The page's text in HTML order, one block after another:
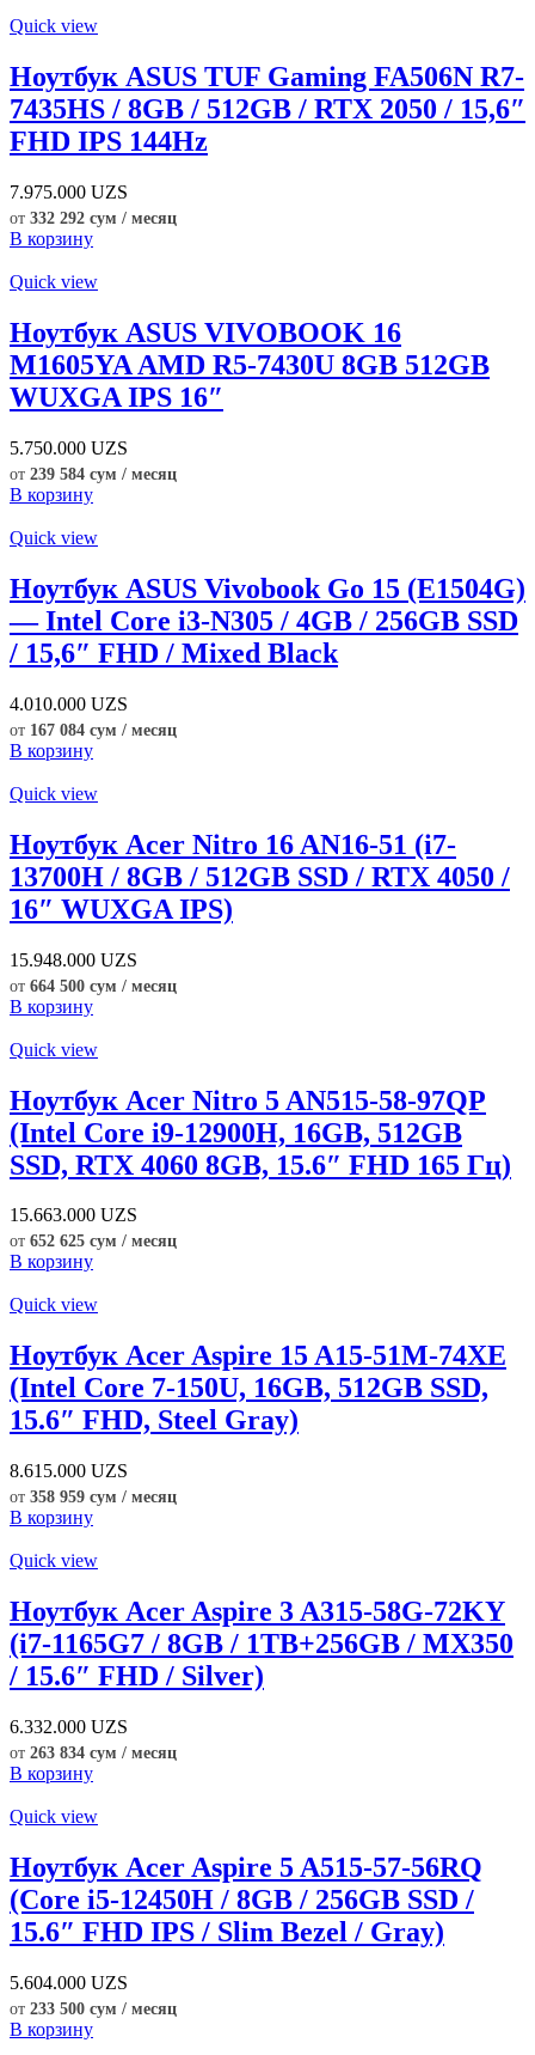
Quick view
Ноутбук ASUS TUF Gaming FA506N R7-
7435HS / 8GB / 512GB / RTX 2050 / 15,6″
FHD IPS 144Hz
7.975.000 UZS
от 332 292 сум / месяц
В корзину
Quick view
Ноутбук ASUS VIVOBOOK 16
M1605YA AMD R5-7430U 8GB 512GB
WUXGA IPS 16″
5.750.000 UZS
от 239 584 сум / месяц
В корзину
Quick view
Ноутбук ASUS Vivobook Go 15 (E1504G)
— Intel Core i3-N305 / 4GB / 256GB SSD
/ 15,6″ FHD / Mixed Black
4.010.000 UZS
от 167 084 сум / месяц
В корзину
Quick view
Ноутбук Acer Nitro 16 AN16-51 (i7-
13700H / 8GB / 512GB SSD / RTX 4050 /
16″ WUXGA IPS)
15.948.000 UZS
от 664 500 сум / месяц
В корзину
Quick view
Ноутбук Acer Nitro 5 AN515-58-97QP
(Intel Core i9-12900H, 16GB, 512GB
SSD, RTX 4060 8GB, 15.6″ FHD 165 Гц)
15.663.000 UZS
от 652 625 сум / месяц
В корзину
Quick view
Ноутбук Acer Aspire 15 A15-51M-74XE
(Intel Core 7-150U, 16GB, 512GB SSD,
15.6″ FHD, Steel Gray)
8.615.000 UZS
от 358 959 сум / месяц
В корзину
Quick view
Ноутбук Acer Aspire 3 A315-58G-72KY
(i7-1165G7 / 8GB / 1TB+256GB / MX350
/ 15.6″ FHD / Silver)
6.332.000 UZS
от 263 834 сум / месяц
В корзину
Quick view
Ноутбук Acer Aspire 5 A515-57-56RQ
(Core i5-12450H / 8GB / 256GB SSD /
15.6″ FHD IPS / Slim Bezel / Gray)
5.604.000 UZS
от 233 500 сум / месяц
В корзину